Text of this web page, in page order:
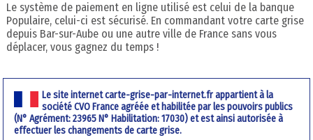
Le système de paiement en ligne utilisé est celui de la banque
Populaire, celui-ci est sécurisé. En commandant votre carte grise
depuis Bar-sur-Aube ou une autre ville de France sans vous
déplacer, vous gagnez du temps !
Le site internet carte-grise-par-internet.fr appartient à la
société CVO France agréée et habilitée par les pouvoirs publics
(N° Agrément: 23965 N° Habilitation: 17030) et est ainsi autorisée à
effectuer les changements de carte grise.